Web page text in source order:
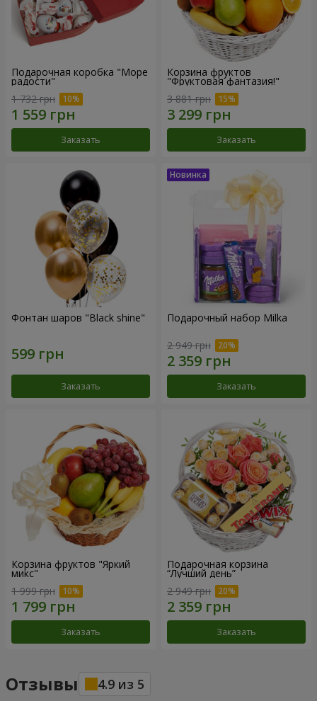
Подарочная коробка "Море
радости"
1 732 грн
Заказать
Корзина фруктов
"Фруктовая фантазия!"
3 881 грн
Заказать
Фонтан шаров "Black shine"
Заказать
Подарочный набор Milka
2 949 грн
Заказать
Корзина фруктов "Яркий
микс"
1 999 грн
Заказать
Подарочная корзина
“Лучший день”
2 949 грн
Заказать
Отзывы 4.9 из 5